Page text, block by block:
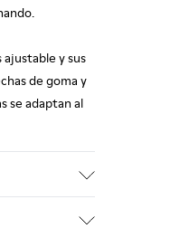
ajustable y sus
de goma y
se adaptan al